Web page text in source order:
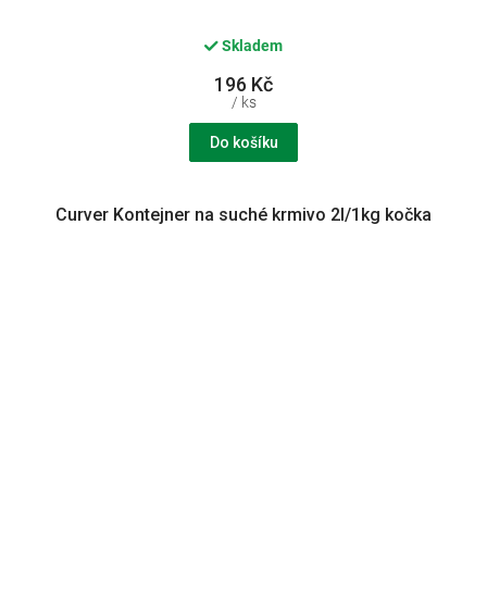
Skladem
196 Kč
/ ks
Do košíku
Curver Kontejner na suché krmivo 2l/1kg kočka